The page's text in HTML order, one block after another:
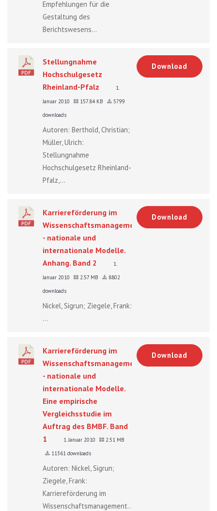
Empfehlungen für die
Gestaltung des
Berichtswesens...
Stellungnahme
Hochschulgesetz
Rheinland-Pfalz
1.
Januar 2010
157.84 KB
5799
downloads
Autoren: Berthold, Christian;
Müller, Ulrich:
Stellungnahme
Hochschulgesetz Rheinland-
Pfalz,...
Download
Karriereförderung im
Wissenschaftsmanagement
- nationale und
internationale Modelle.
Anhang. Band 2
1.
Januar 2010
2.57 MB
8802
downloads
Nickel, Sigrun; Ziegele, Frank:
...
Download
Karriereförderung im
Wissenschaftsmanagement
- nationale und
internationale Modelle.
Eine empirische
Vergleichsstudie im
Auftrag des BMBF. Band
1
1. Januar 2010
2.51 MB
11361 downloads
Autoren: Nickel, Sigrun;
Ziegele, Frank:
Karriereförderung im
Wissenschaftsmanagement...
Download